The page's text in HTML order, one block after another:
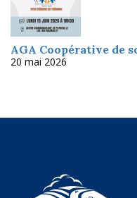
AGA Coopérative de
20 mai 2026